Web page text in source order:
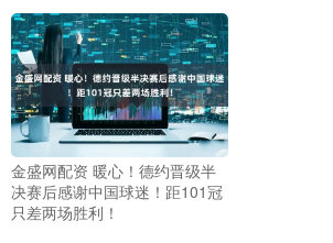
金盛网配资 暖心！德约晋级半
决赛后感谢中国球迷！距101冠
只差两场胜利！